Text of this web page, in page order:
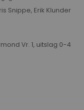
Snippe, Erik Klunder
Vr. 1, uitslag 0-4